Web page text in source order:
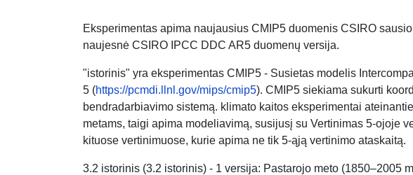
Eksperimentas apima naujausius CMIP5 duomenis CSIRO
naujesnė CSIRO IPCC DDC AR5 duomenų versija.
"istorinis" yra eksperimentas CMIP5 - Susietas modelis
5 (https://pcmdi.llnl.gov/mips/cmip5). CMIP5 siekiama sukurti
bendradarbiavimo sistemą. klimato kaitos eksperimentai
metams, taigi apima modeliavimą, susijusį su Vertinimas 5-ojoje
kituose vertinimuose, kurie apima ne tik 5-ąją vertinimo ataskaitą.
3.2 istorinis (3.2 istorinis) - 1 versija: Pastarojo meto (1850–2005